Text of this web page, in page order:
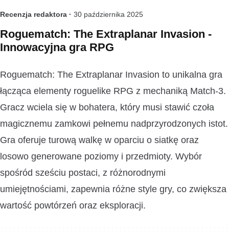
Recenzja redaktora · 30 października 2025
Roguematch: The Extraplanar Invasion -
Innowacyjna gra RPG
Roguematch: The Extraplanar Invasion to unikalna gra
łącząca elementy roguelike RPG z mechaniką Match-3.
Gracz wciela się w bohatera, który musi stawić czoła
magicznemu zamkowi pełnemu nadprzyrodzonych istot.
Gra oferuje turową walkę w oparciu o siatkę oraz
losowo generowane poziomy i przedmioty. Wybór
spośród sześciu postaci, z różnorodnymi
umiejętnościami, zapewnia różne style gry, co zwiększa
wartość powtórzeń oraz eksploracji.